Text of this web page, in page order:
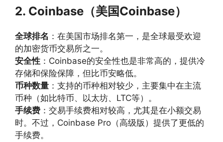
2. Coinbase（美国Coinbase）
全球排名 ：在美国市场排名第一，是全球最受欢迎
的加密货币交易所之一。
安全性 ：Coinbase的安全性也是非常高的，提供冷
存储和保险保障，但比币安略低。
币种数量 ：支持的币种相对较少，主要集中在主流
币种（如比特币、以太坊、LTC等）。
手续费 ：交易手续费相对较高，尤其是在小额交易
时。不过，Coinbase Pro（高级版）提供了更低的
手续费。